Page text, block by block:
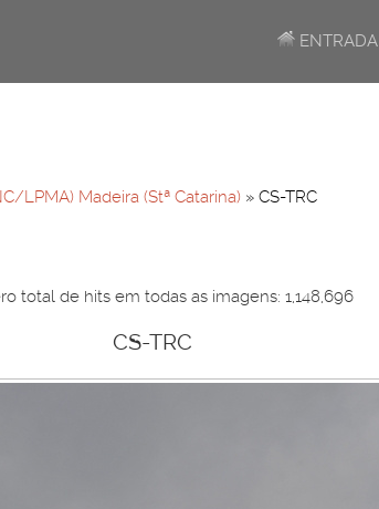
ENTRADA
LPMA) Madeira (Stª Catarina) » CS-TRC
total de hits em todas as imagens: 1,148,696
CS-TRC